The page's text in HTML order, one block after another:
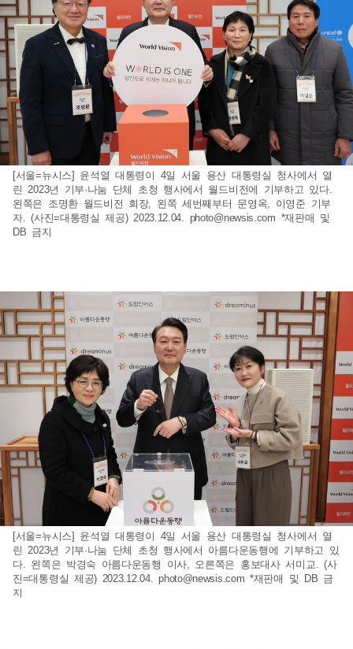
[서울=뉴시스] 윤석열 대통령이 4일 서울 용산 대통령실 청사에서 열
린 2023년 기부·나눔 단체 초청 행사에서 월드비전에 기부하고 있다.
왼쪽은 조명환 월드비전 회장, 왼쪽 세번째부터 문영옥, 이영준 기부
자. (사진=대통령실 제공) 2023.12.04. photo@newsis.com *재판매 및
DB 금지
[서울=뉴시스] 윤석열 대통령이 4일 서울 용산 대통령실 청사에서 열
린 2023년 기부·나눔 단체 초청 행사에서 아름다운동행에 기부하고 있
다. 왼쪽은 박경숙 아름다운동행 이사, 오른쪽은 홍보대사 서미교. (사
진=대통령실 제공) 2023.12.04.photo@newsis.com *재판매 및 DB 금
지